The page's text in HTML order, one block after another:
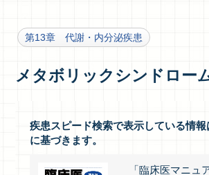
第13章 代謝・内分泌疾患
メタボリックシンドロー
疾患スピード検索で表示している情
に基づきます。
「臨床医マニュ